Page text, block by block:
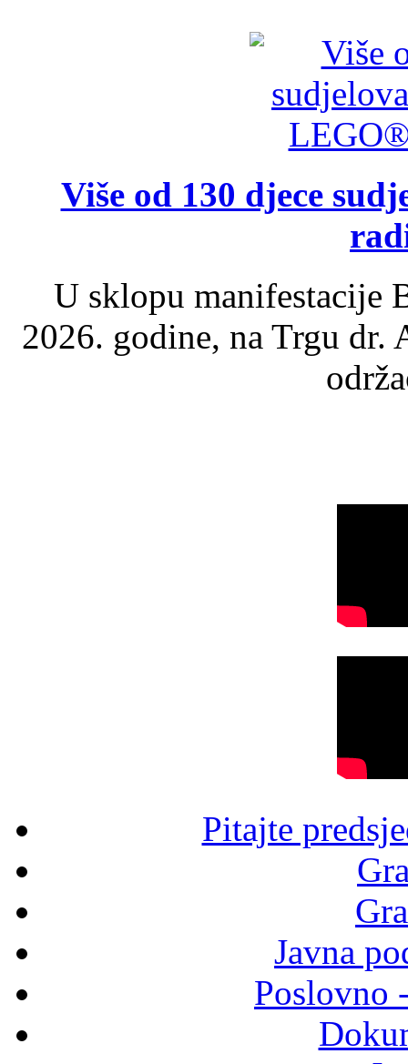
Više od 130 djece
U sklopu manifestacije
2026. godine, na Trgu dr.
Pitajte
Javna
Poslovno